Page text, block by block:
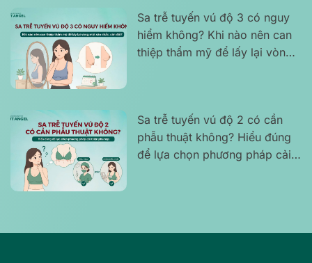
Sa trễ tuyến vú độ 3 có nguy
hiểm không? Khi nào nên can
thiệp thẩm mỹ để lấy lại vòng
Sa trễ tuyến vú độ 2 có cần
phẫu thuật không? Hiểu đúng
để lựa chọn phương pháp cải